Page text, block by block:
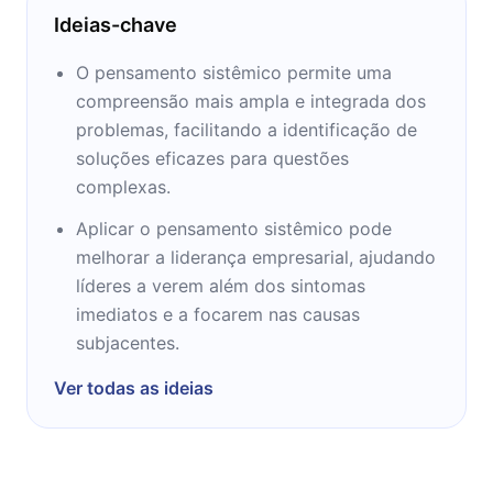
Ideias-chave
O pensamento sistêmico permite uma
compreensão mais ampla e integrada dos
problemas, facilitando a identificação de
soluções eficazes para questões
complexas.
Aplicar o pensamento sistêmico pode
melhorar a liderança empresarial, ajudando
líderes a verem além dos sintomas
imediatos e a focarem nas causas
subjacentes.
Ver todas as ideias